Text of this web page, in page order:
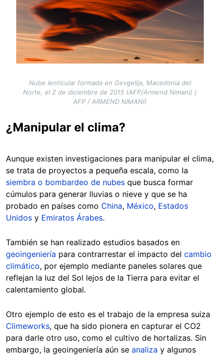
Nube lenticular formada en Gevgelija, Macedonia del
Norte, el 2 de diciembre de 2015 (AFP/Armend Nimani) (
AFP / ARMEND NIMANI)
¿Manipular el clima?
Aunque existen investigaciones para manipular el clima,
se trata de proyectos a pequeña escala, como la
siembra o bombardeo de nubes que busca formar
cúmulos para generar lluvias o nieve y que se ha
probado en países como China, México, Estados
Unidos y Emiratos Árabes.
También se han realizado estudios basados en
geoingeniería para contrarrestar el impacto del cambio
climático, por ejemplo mediante paneles solares que
reflejan la luz del Sol lejos de la Tierra para evitar el
calentamiento global.
Otro ejemplo de esto es el trabajo de la empresa suiza
Climeworks, que ha sido pionera en capturar el CO2
para darle otro uso, como el cultivo de hortalizas. Sin
embargo, la geoingeniería aún se analiza y algunos